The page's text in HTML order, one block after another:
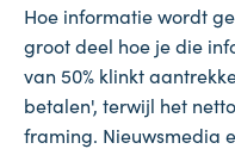
Hoe informatie wordt
groot deel hoe je die
van 50% klinkt
betalen', terwijl het
framing. Nieuwsmedia